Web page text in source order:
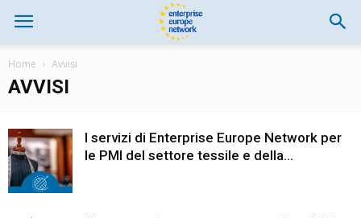
Home Avvisi
AVVISI
I servizi di Enterprise Europe Network per
le PMI del settore tessile e della...